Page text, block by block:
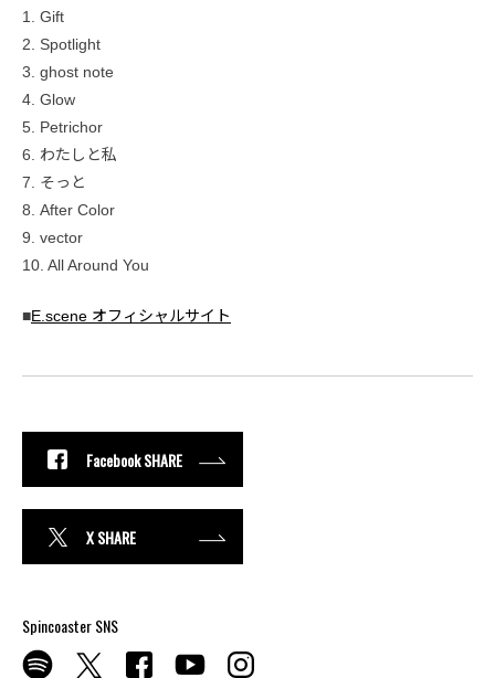
1. Gift
2. Spotlight
3. ghost note
4. Glow
5. Petrichor
6. わたしと私
7. そっと
8. After Color
9. vector
10. All Around You
■E.scene オフィシャルサイト
Facebook SHARE
X SHARE
Spincoaster SNS